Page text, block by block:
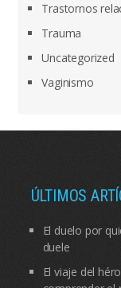
Trastornos
Trauma
Uncategorized
Vaginismo
ÚLTIMOS
El duelo por
duele
El viaje del